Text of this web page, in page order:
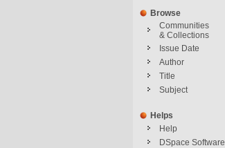
Browse
Communities
& Collections
Issue Date
Author
Title
Subject
Helps
Help
DSpace Software